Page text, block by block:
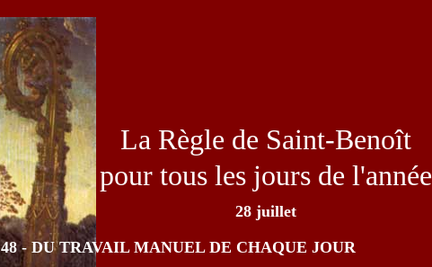
La Règle de Saint-Benoît
pour tous les jours de l'année
28 juillet
48 - DU TRAVAIL MANUEL DE CHAQUE JOUR